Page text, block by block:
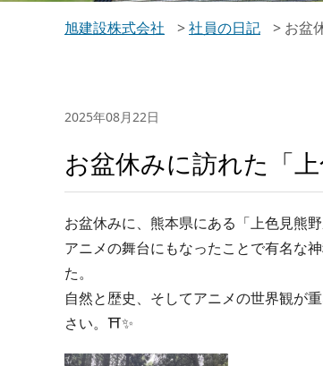
旭建設株式会社 >社員の日記 > お盆
2025年08月22日
お盆休みに訪れた「上
お盆休みに、熊本県にある「上色見熊
アニメの舞台にもなったことで有名な
た。
自然と歴史、そしてアニメの世界観が
さい。⛩✨